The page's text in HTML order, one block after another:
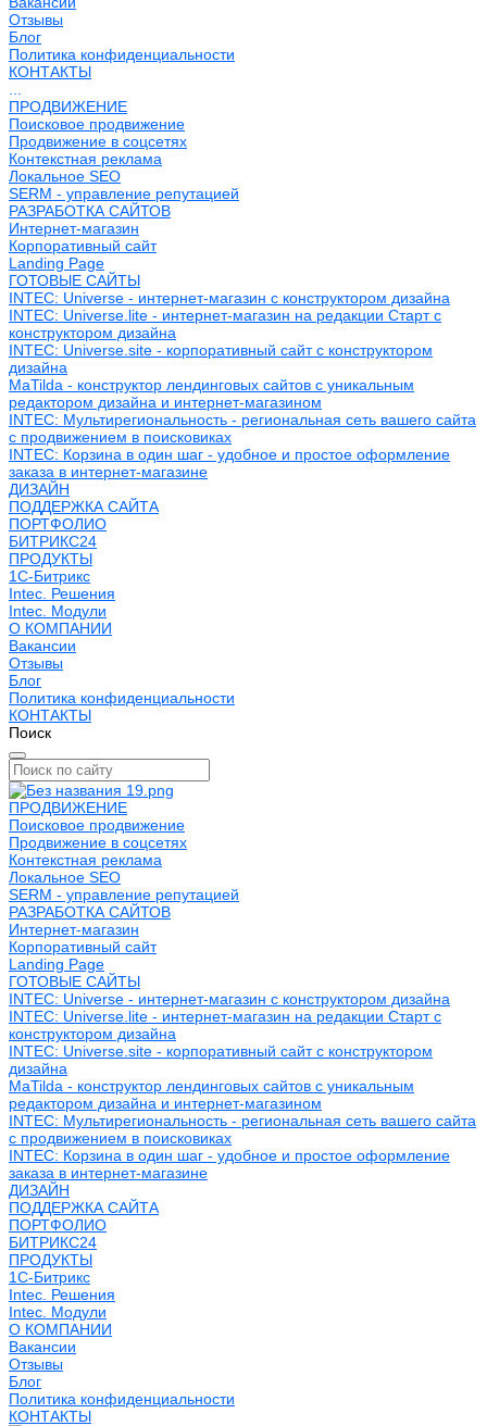
Отзывы
Блог
Политика конфиденциальности
КОНТАКТЫ
ПРОДВИЖЕНИЕ
Поисковое продвижение
Продвижение в соцсетях
Контекстная реклама
Локальное SEO
SERM - управление репутацией
РАЗРАБОТКА САЙТОВ
Интернет-магазин
Корпоративный сайт
Landing Page
ГОТОВЫЕ САЙТЫ
INTEC: Universe - интернет-магазин с конструктором дизайна
INTEC: Universe.lite - интернет-магазин на редакции Старт с
конструктором дизайна
INTEC: Universe.site - корпоративный сайт с конструктором
дизайна
MaTilda - конструктор лендинговых сайтов с уникальным
редактором дизайна и интернет-магазином
INTEC: Мультирегиональность - региональная сеть вашего сайта
с продвижением в поисковиках
INTEC: Корзина в один шаг - удобное и простое оформление
заказа в интернет-магазине
ДИЗАЙН
ПОДДЕРЖКА САЙТА
ПОРТФОЛИО
БИТРИКС24
ПРОДУКТЫ
1С-Битрикс
Intec. Решения
Intec. Модули
О КОМПАНИИ
Вакансии
Отзывы
Блог
Политика конфиденциальности
КОНТАКТЫ
Поиск
ПРОДВИЖЕНИЕ
Поисковое продвижение
Продвижение в соцсетях
Контекстная реклама
Локальное SEO
SERM - управление репутацией
РАЗРАБОТКА САЙТОВ
Интернет-магазин
Корпоративный сайт
Landing Page
ГОТОВЫЕ САЙТЫ
INTEC: Universe - интернет-магазин с конструктором дизайна
INTEC: Universe.lite - интернет-магазин на редакции Старт с
конструктором дизайна
INTEC: Universe.site - корпоративный сайт с конструктором
дизайна
MaTilda - конструктор лендинговых сайтов с уникальным
редактором дизайна и интернет-магазином
INTEC: Мультирегиональность - региональная сеть вашего сайта
с продвижением в поисковиках
INTEC: Корзина в один шаг - удобное и простое оформление
заказа в интернет-магазине
ДИЗАЙН
ПОДДЕРЖКА САЙТА
ПОРТФОЛИО
БИТРИКС24
ПРОДУКТЫ
1С-Битрикс
Intec. Решения
Intec. Модули
О КОМПАНИИ
Вакансии
Отзывы
Блог
Политика конфиденциальности
КОНТАКТЫ